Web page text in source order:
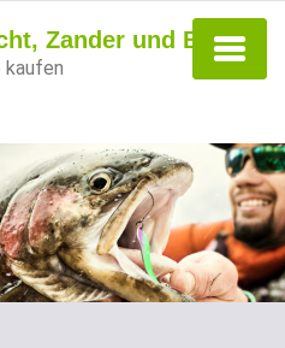
Zander und Barsch
kaufen